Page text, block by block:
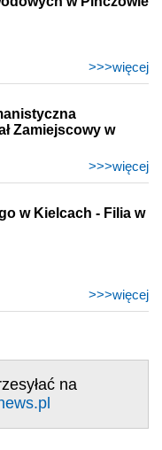
>>>więcej
Zamiejscowy w
>>>więcej
w Kielcach - Filia w
>>>więcej
na